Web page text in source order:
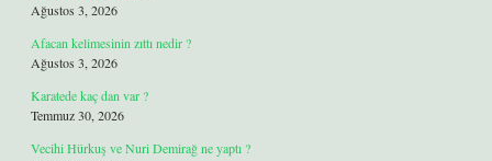
Ağustos 3, 2026
Afacan kelimesinin zıttı nedir ?
Ağustos 3, 2026
Karatede kaç dan var ?
Temmuz 30, 2026
Vecihi Hürkuş ve Nuri Demirağ ne yaptı ?